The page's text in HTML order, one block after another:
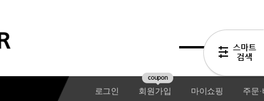
로그인 회원가입
coupon
마이쇼핑 주문